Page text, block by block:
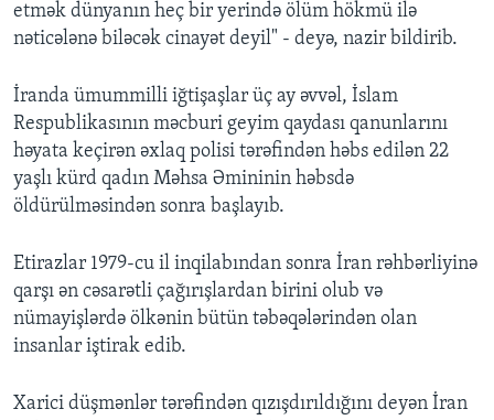
etmək dünyanın heç bir yerində ölüm hökmü ilə
nəticələnə biləcək cinayət deyil" - deyə, nazir bildirib.
İranda ümummilli iğtişaşlar üç ay əvvəl, İslam
Respublikasının məcburi geyim qaydası qanunlarını
həyata keçirən əxlaq polisi tərəfindən həbs edilən 22
yaşlı kürd qadın Məhsa Əmininin həbsdə
öldürülməsindən sonra başlayıb.
Etirazlar 1979-cu il inqilabından sonra İran rəhbərliyinə
qarşı ən cəsarətli çağırışlardan birini olub və
nümayişlərdə ölkənin bütün təbəqələrindən olan
insanlar iştirak edib.
Xarici düşmənlər tərəfindən qızışdırıldığını deyən İran